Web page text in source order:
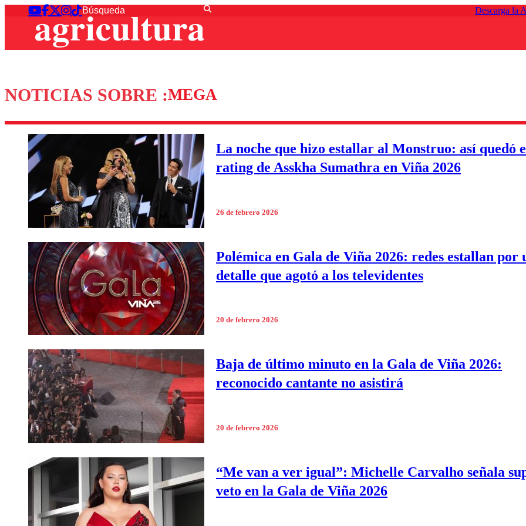
Descarga la
NOTICIAS SOBRE :MEGA
La noche que hizo estallar al Monstruo: así quedó
rating de Asskha Sumathra en Viña 2026
26 de febrero 2026
Polémica en Gala de Viña 2026: redes estallan por
detalle que agotó a los televidentes
20 de febrero 2026
Baja de último minuto en la Gala de Viña 2026:
reconocido cantante no asistirá
20 de febrero 2026
“Me van a ver igual”: Michelle Carvalho señala
veto en la Gala de Viña 2026